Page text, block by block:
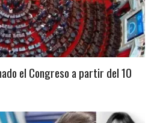
el Congreso a partir del 10